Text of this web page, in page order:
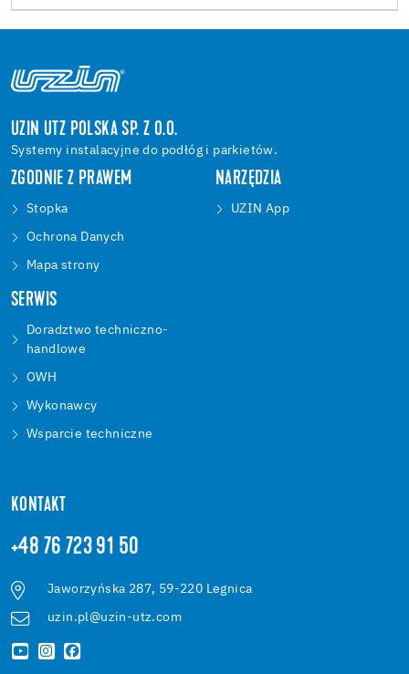
UZIN UTZ POLSKA SP. Z O.O.
Systemy instalacyjne do podłóg i parkietów.
ZGODNIE Z PRAWEM
Stopka
Ochrona Danych
Mapa strony
NARZĘDZIA
UZIN App
SERWIS
Doradztwo techniczno-
handlowe
OWH
Wykonawcy
Wsparcie techniczne
KONTAKT
+48 76 723 91 50
Jaworzyńska 287, 59-220 Legnica
uzin.pl@uzin-utz.com